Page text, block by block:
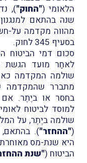
הלאומי ("החוק"),
שנה בהתאם
מהווה מקדמה על-
בסעיף 345 לחוק.
סכום דמי הביטוח
לאחַר מועד הגשת
שולמה המקדמה
מתברר שהמקדמה
בחסר או ביֶתֶר.
למוסד לביטוח
שולמה ביֶתֶר, על
("ההחזר"). בהתאם,
היא שנת-מס
הביטוח ("שנת